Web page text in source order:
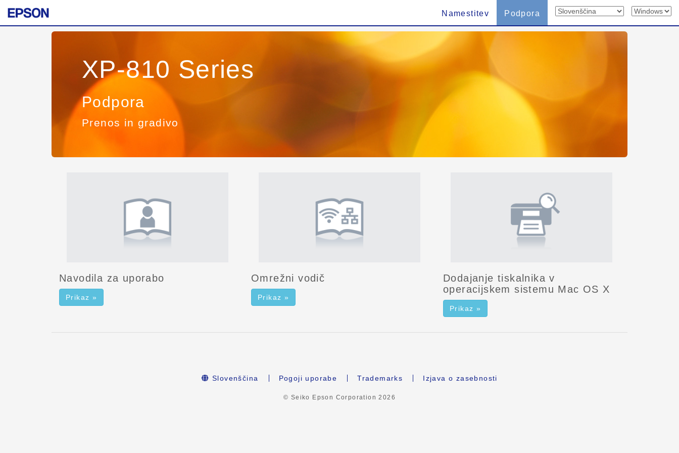
Namestitev Podpora
XP-810 Series
Podpora
Prenos in gradivo
Navodila za uporabo
Prikaz »
Omrežni vodič
Prikaz »
Dodajanje tiskalnika v
operacijskem sistemu Mac OS X
Prikaz »
Slovenščina Pogoji uporabe Trademarks Izjava o zasebnosti
© Seiko Epson Corporation 2026